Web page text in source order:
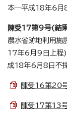
本─平成18年6月
陳受17第9号(結果
農水省跡地利用施
17年6月9日上程
成18年6月8日不
陳受16第20
陳受17第13